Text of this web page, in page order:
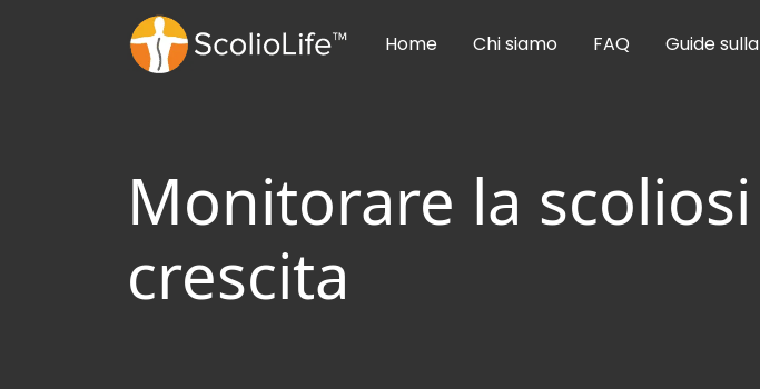
Home Chi siamo FAQ Guide
Monitorare la
crescita